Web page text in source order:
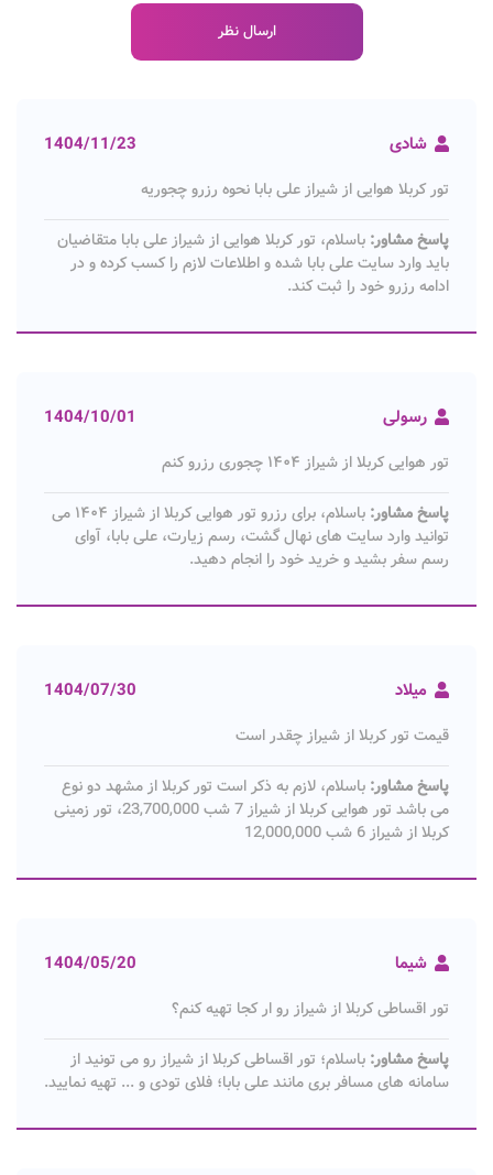
شادی 1404/11/23
تور کربلا هوایی از شیراز علی بابا نحوه رزرو چجوریه
پاسخ مشاور: باسلام، تور کربلا هوایی از شیراز علی بابا متقاضیان
باید وارد سایت علی بابا شده و اطلاعات لازم را کسب کرده و در
ادامه رزرو خود را ثبت کند.
رسولی 1404/10/01
تور هوایی کربلا از شیراز ۱۴۰۴ چجوری رزرو کنم
پاسخ مشاور:
باسلام، برای رزرو تور هوایی کربلا از شیراز ۱۴۰۴ می
توانید وارد سایت های نهال گشت، رسم زیارت، علی بابا، آوای
رسم سفر بشید و خرید خود را انجام دهید.
میلاد 1404/07/30
قیمت تور کربلا از شیراز چقدر است
پاسخ مشاور: باسلام، لازم به ذکر است تور کربلا از مشهد دو نوع
می باشد تور هوایی کربلا از شیراز 7 شب 23,700,000، تور زمینی
کربلا از شیراز 6 شب 12,000,000
شیما 1404/05/20
تور اقساطی کربلا از شیراز رو ار کجا تهیه کنم؟
پاسخ مشاور: باسلام؛ تور اقساطی کربلا از شیراز رو می تونید از
سامانه های مسافر بری مانند علی بابا؛ فلای تودی و ... تهیه نمایید.